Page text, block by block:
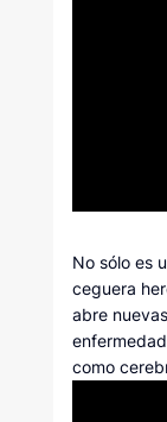
No sólo es
ceguera
abre
como